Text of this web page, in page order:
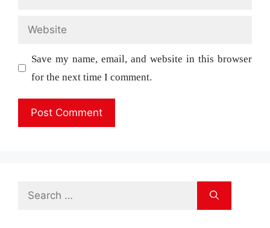
Website
Save my name, email, and website in this browser
for the next time I comment.
Search